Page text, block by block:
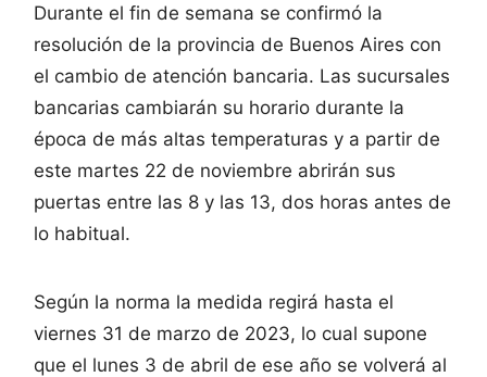
Durante el fin de semana se confirmó la
resolución de la provincia de Buenos Aires con
el cambio de atención bancaria. Las sucursales
bancarias cambiarán su horario durante la
época de más altas temperaturas y a partir de
este martes 22 de noviembre abrirán sus
puertas entre las 8 y las 13, dos horas antes de
lo habitual.
Según la norma la medida regirá hasta el
viernes 31 de marzo de 2023, lo cual supone
que el lunes 3 de abril de ese año se volverá al